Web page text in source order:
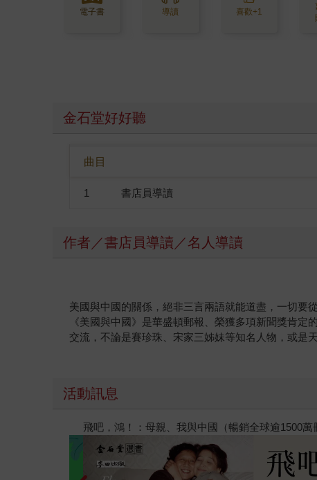
電子書 導讀 喜歡+1
金石堂好好聽
曲目
1 書店員導讀
作者／書店員導讀／名人導讀
美國與中國的關係，絕非三言兩語就能道盡，一切要
《美國與中國》是華盛頓郵報、榮獲多項新聞獎肯
交流，不論是賽珍珠、宋家三姊妹等知名人物，或是
活動訊息
飛吧，鴻！：母親、我與中國（暢銷全球逾1500萬